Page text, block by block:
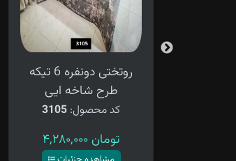
روتختی دونفره 6 تیکه
طرح شاخه ایی
کد محصول: 3105
۴,۲۸۰,۰۰۰ تومان